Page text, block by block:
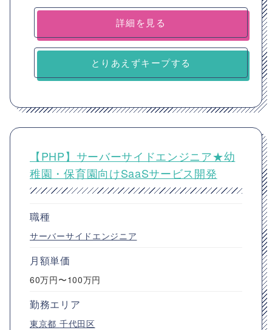
詳細を見る
とりあえずキープする
【PHP】サーバーサイドエンジニア★幼
稚園・保育園向けSaaSサービス開発
職種
サーバーサイドエンジニア
月額単価
60万円〜100万円
勤務エリア
東京都 千代田区